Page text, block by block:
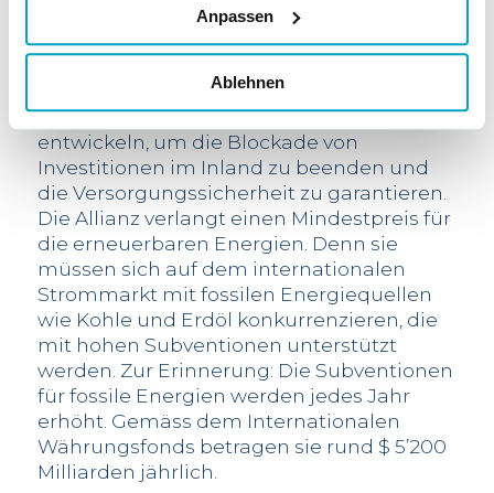
Anpassen
Ablehnen
Energieversorgungsunternehmen,
Stadtwerke und Verbände verschiedener
Gemeinsam verlangen wir vom Bundesrat,
ein marktnahes Finanzierungsmodell zu
entwickeln, um die Blockade von
Investitionen im Inland zu beenden und
die Versorgungssicherheit zu garantieren.
Die Allianz verlangt einen Mindestpreis für
die erneuerbaren Energien. Denn sie
müssen sich auf dem internationalen
Strommarkt mit fossilen Energiequellen
wie Kohle und Erdöl konkurrenzieren, die
mit hohen Subventionen unterstützt
werden. Zur Erinnerung: Die Subventionen
für fossile Energien werden jedes Jahr
erhöht. Gemäss dem Internationalen
Währungsfonds betragen sie rund $ 5’200
Milliarden jährlich.